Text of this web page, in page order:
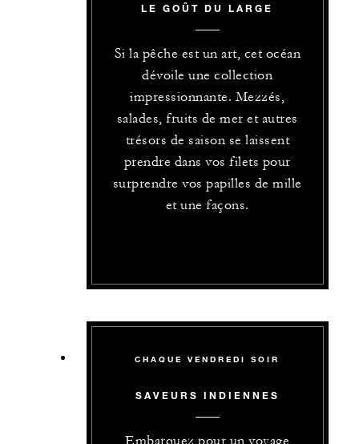
LE GOÛT DU LARGE
Si la pêche est un art, cet océan
dévoile une collection
impressionnante. Mezzés,
salades, fruits de mer et autres
trésors de saison se laissent
prendre dans vos filets pour
surprendre vos papilles de mille
et une façons.
CHAQUE VENDREDI SOIR
SAVEURS INDIENNES